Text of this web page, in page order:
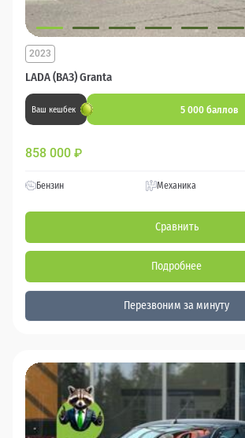
LADA (ВАЗ) Granta
2023
Ваш кешбек 5 000 баллов
858 000 ₽
Бензин Механика
Сравнить
Подробнее
Перезвоним за минуту